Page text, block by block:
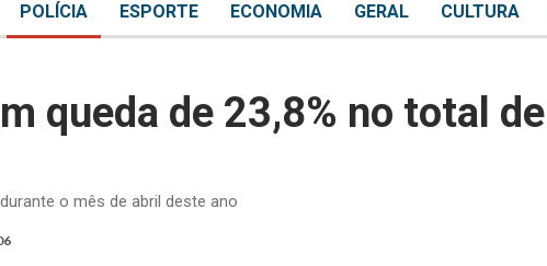
POLÍCIA ESPORTE ECONOMIA GERAL CULTURA
queda de 23,8% no total de
o mês de abril deste ano